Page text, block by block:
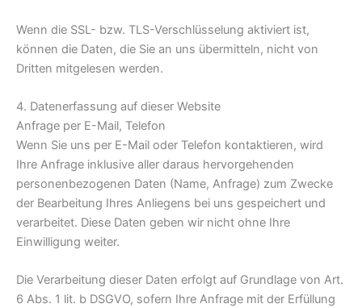
Wenn die SSL- bzw. TLS-Verschlüsselung aktiviert ist,
können die Daten, die Sie an uns übermitteln, nicht von
Dritten mitgelesen werden.
4. Datenerfassung auf dieser Website
Anfrage per E-Mail, Telefon
Wenn Sie uns per E-Mail oder Telefon kontaktieren, wird
Ihre Anfrage inklusive aller daraus hervorgehenden
personenbezogenen Daten (Name, Anfrage) zum Zwecke
der Bearbeitung Ihres Anliegens bei uns gespeichert und
verarbeitet. Diese Daten geben wir nicht ohne Ihre
Einwilligung weiter.
Die Verarbeitung dieser Daten erfolgt auf Grundlage von Art.
6 Abs. 1 lit. b DSGVO, sofern Ihre Anfrage mit der Erfüllung